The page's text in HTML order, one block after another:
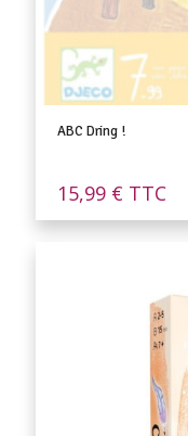
ABC Dring !
15,99 € TTC